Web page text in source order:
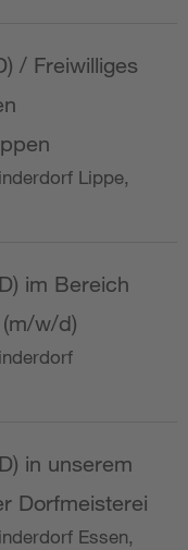
/ Freiwilliges
Lippe,
im Bereich
w/d)
in unserem
Dorfmeisterei
Essen,